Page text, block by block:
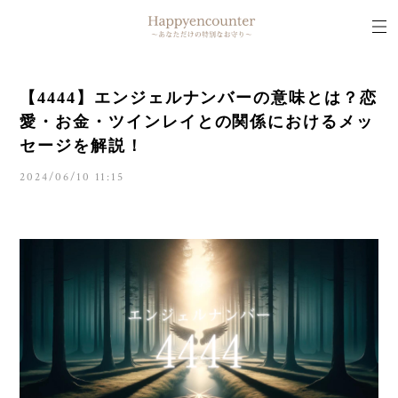
【4444】エンジェルナンバーの意味とは？恋
愛・お金・ツインレイとの関係におけるメッ
セージを解説！
2024/06/10 11:15